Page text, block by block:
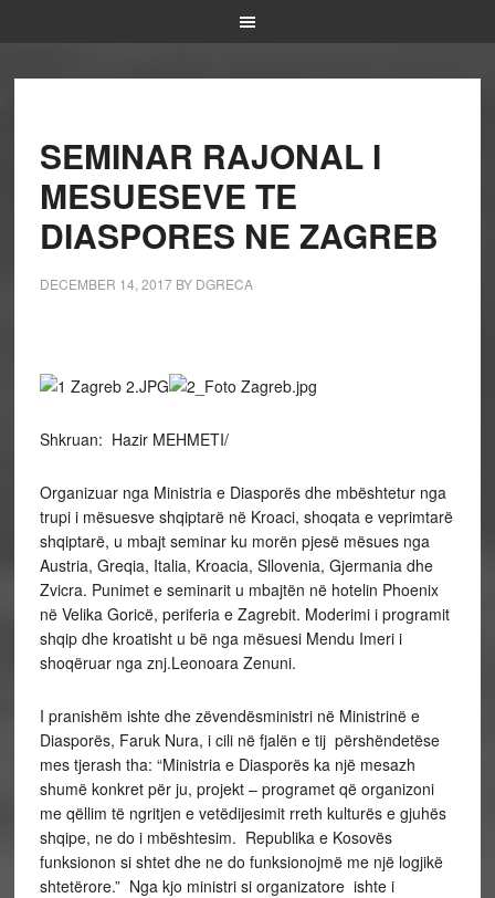
SEMINAR RAJONAL I
MESUESEVE TE
DIASPORES NE ZAGREB
DECEMBER 14, 2017BY DGRECA
Shkruan: Hazir MEHMETI/
Organizuar nga Ministria e Diasporës dhe mbështetur nga
trupi i mësuesve shqiptarë në Kroaci, shoqata e veprimtarë
shqiptarë, u mbajt seminar ku morën pjesë mësues nga
Austria, Greqia, Italia, Kroacia, Sllovenia, Gjermania dhe
Zvicra. Punimet e seminarit u mbajtën në hotelin Phoenix
në Velika Goricë, periferia e Zagrebit. Moderimi i programit
shqip dhe kroatisht u bë nga mësuesi Mendu Imeri i
shoqëruar nga znj.Leonoara Zenuni.
I pranishëm ishte dhe zëvendësministri në Ministrinë e
Diasporës, Faruk Nura, i cili në fjalën e tij përshëndetëse
mes tjerash tha: “Ministria e Diasporës ka një mesazh
shumë konkret për ju, projekt – programet që organizoni
me qëllim të ngritjen e vetëdijesimit rreth kulturës e gjuhës
shqipe, ne do i mbështesim. Republika e Kosovës
funksionon si shtet dhe ne do funksionojmë me një logjikë
shtetërore.” Nga kjo ministri si organizatore ishte i